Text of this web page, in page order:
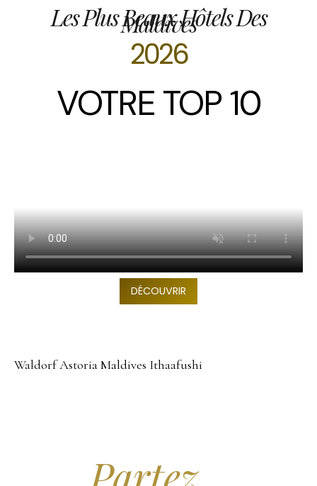
Les Plus Beaux Hôtels Des
Maldives
2026
VOTRE TOP 10
DÉCOUVRIR
Waldorf Astoria Maldives Ithaafushi